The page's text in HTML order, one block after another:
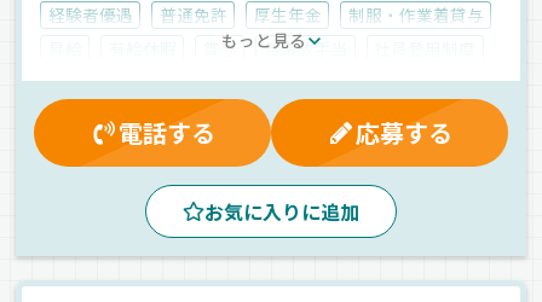
経験者優遇
普通免許 厚生年金
制服・作業着貸与
賞与 無事故手当
交通費支給
健康保険 退職金制度
雇用保険
家族手当
再雇用制度
資格取得制度
マイカー通勤可
労災保険 休日出勤割増金
早朝
朝 手積み 地場
センター便
ドライブレコーダー
バックアイモニター装備
拠点多数
パレット輸送 カゴ車輸送
食品
冷蔵・冷凍車
正社員
もっと見る
電話する 応募する
お気に入りに追加